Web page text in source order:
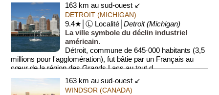
163 km au sud-ouest ↙
DETROIT (MICHIGAN)
9.4★│Ⓛ Localité│Detroit (Michigan)
La ville symbole du déclin industriel
américain.
Détroit, commune de 645·000 habitants (3,5
millions pour l'agglomération), fut bâtie par un Français au
cœur de la région des Grands Lacs au tout d...
163 km au sud-ouest ↙
WINDSOR (CANADA)